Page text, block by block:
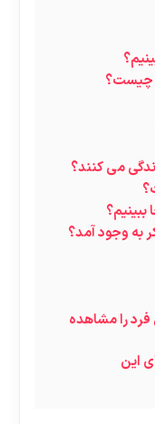
چیست؟
می کنند؟
به وجود آمد؟
را مشاهده
این